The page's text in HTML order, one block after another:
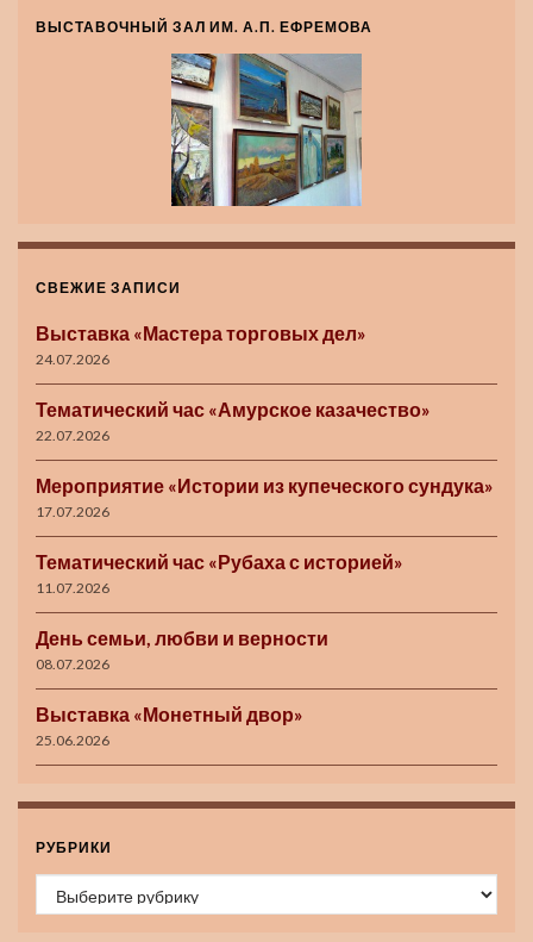
ВЫСТАВОЧНЫЙ ЗАЛ ИМ. А.П. ЕФРЕМОВА
СВЕЖИЕ ЗАПИСИ
Выставка «Мастера торговых дел»
24.07.2026
Тематический час «Амурское казачество»
22.07.2026
Мероприятие «Истории из купеческого сундука»
17.07.2026
Тематический час «Рубаха с историей»
11.07.2026
День семьи, любви и верности
08.07.2026
Выставка «Монетный двор»
25.06.2026
РУБРИКИ
Рубрики